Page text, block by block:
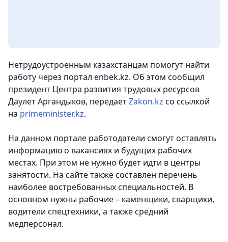
Нетрудоустроенным казахстанцам помогут найти
работу через портал enbek.kz. Об этом сообщил
президент Центра развития трудовых ресурсов
Даулет Аргандыков, передаетZakon.kz со ссылкой
на primeminister.kz.
На данном портале работодатели смогут оставлять
информацию о вакансиях и будущих рабочих
местах. При этом не нужно будет идти в центры
занятости. На сайте также составлен перечень
наиболее востребованных специальностей. В
основном нужны рабочие – каменщики, сварщики,
водители спецтехники, а также средний
медперсонал.